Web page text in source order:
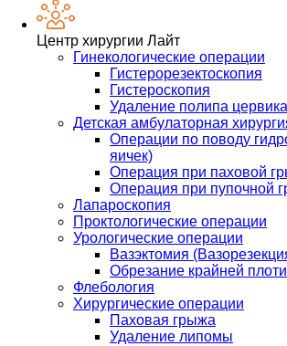
Центр хирургии Лайт
Гинекологические операции
Гистерорезектоскопия
Гистероскопия
Удаление полипа
Детская амбулаторная
Операции по поводу
яичек)
Операция при паховой
Операция при пупочной
Лапароскопия
Проктологические операции
Урологические операции
Вазэктомия
Обрезание крайней
Флебология
Хирургические операции
Паховая грыжа
Удаление липомы